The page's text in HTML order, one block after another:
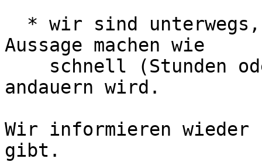
Aussage machen wie
andauern wird.
Wir informieren wieder
gibt.